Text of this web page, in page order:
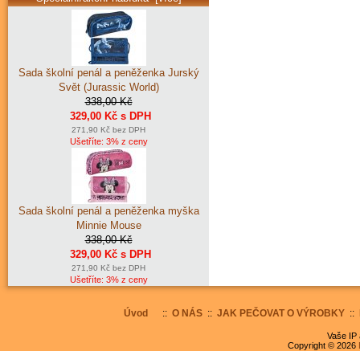
Sada školní penál a peněženka Jurský
Svět (Jurassic World)
338,00 Kč
329,00 Kč s DPH
271,90 Kč bez DPH
Ušetříte: 3% z ceny
Sada školní penál a peněženka myška
Minnie Mouse
338,00 Kč
329,00 Kč s DPH
271,90 Kč bez DPH
Ušetříte: 3% z ceny
Úvod :: O NÁS:: JAK PEČOVAT O VÝROBKY::
Vaše IP
Copyright © 2026